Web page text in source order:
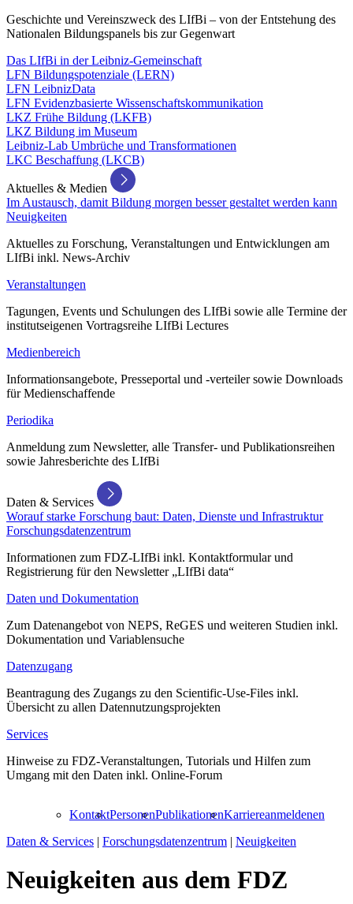
Geschichte und Vereinszweck des LIfBi – von der Entstehung des
Nationalen Bildungspanels bis zur Gegenwart
Das LIfBi in der Leibniz-Gemeinschaft
LFN Bildungspotenziale (LERN)
LFN LeibnizData
LFN Evidenzbasierte Wissenschaftskommunikation
LKZ Frühe Bildung (LKFB)
LKZ Bildung im Museum
Leibniz-Lab Umbrüche und Transformationen
LKC Beschaffung (LKCB)
Aktuelles & Medien
Im Austausch, damit Bildung morgen besser gestaltet werden kann
Neuigkeiten
Aktuelles zu Forschung, Veranstaltungen und Entwicklungen am
LIfBi inkl. News-Archiv
Veranstaltungen
Tagungen, Events und Schulungen des LIfBi sowie alle Termine der
institutseigenen Vortragsreihe LIfBi Lectures
Medienbereich
Informationsangebote, Presseportal und -verteiler sowie Downloads
für Medienschaffende
Periodika
Anmeldung zum Newsletter, alle Transfer- und Publikationsreihen
sowie Jahresberichte des LIfBi
Daten & Services
Worauf starke Forschung baut: Daten, Dienste und Infrastruktur
Forschungsdatenzentrum
Informationen zum FDZ-LIfBi inkl. Kontaktformular und
Registrierung für den Newsletter „LIfBi data“
Daten und Dokumentation
Zum Datenangebot von NEPS, ReGES und weiteren Studien inkl.
Dokumentation und Variablensuche
Datenzugang
Beantragung des Zugangs zu den Scientific-Use-Files inkl.
Übersicht zu allen Datennutzungsprojekten
Services
Hinweise zu FDZ-Veranstaltungen, Tutorials und Hilfen zum
Umgang mit den Daten inkl. Online-Forum
KontaktPersonenPublikationenKarriereanmeldenen
Daten & Services | Forschungsdatenzentrum | Neuigkeiten
Neuigkeiten aus dem FDZ